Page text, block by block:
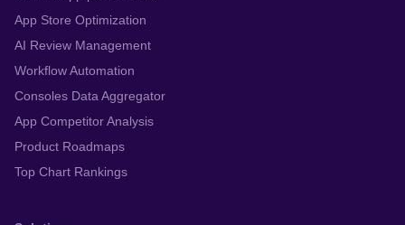
App Store Optimization
AI Review Management
Workflow Automation
Consoles Data Aggregator
App Competitor Analysis
Product Roadmaps
Top Chart Rankings